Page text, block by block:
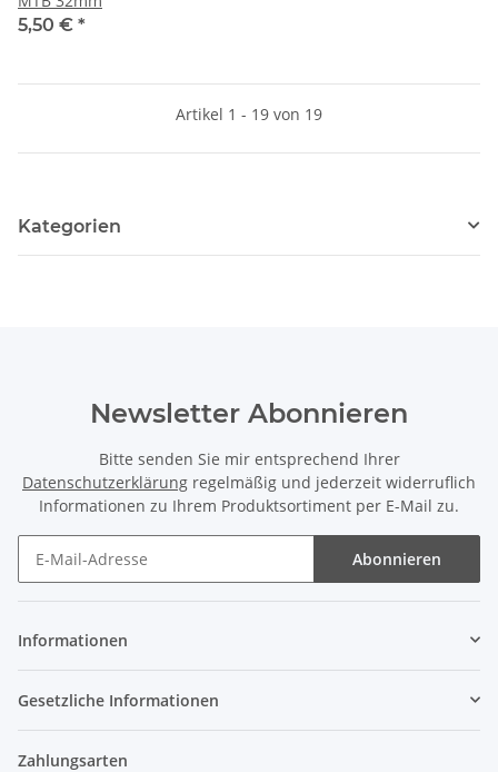
5,50 € *
Artikel 1 - 19 von 19
Kategorien
Newsletter Abonnieren
Bitte senden Sie mir entsprechend Ihrer
Datenschutzerklärung regelmäßig und jederzeit widerruflich
Informationen zu Ihrem Produktsortiment per E-Mail zu.
Abonnieren
Informationen
Gesetzliche Informationen
Zahlungsarten